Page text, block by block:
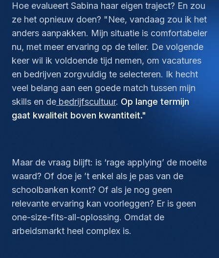
Hoe evalueert Sabina haar eigen traject? En zou
ze het opnieuw doen? "Nee, vandaag zou ik het
anders aanpakken. Mijn situatie is comfortabeler
nu, met meer ervaring op de teller. De volgende
keer wil ik voldoende tijd nemen, om vacatures
en bedrijven zorgvuldig te selecteren. Ik hecht
veel belang aan een goede match tussen mijn
skills en de bedrijfscultuur. Op lange termijn
gaat kwaliteit boven kwantiteit."
Maar de vraag blijft: is ‘rage applying’ de moeite
waard? Of doe je ’t enkel als je pas van de
schoolbanken komt? Of als je nog geen
relevante ervaring kan voorleggen? Er is geen
one-size-fits-all-oplossing. Omdat de
arbeidsmarkt heel complex is.